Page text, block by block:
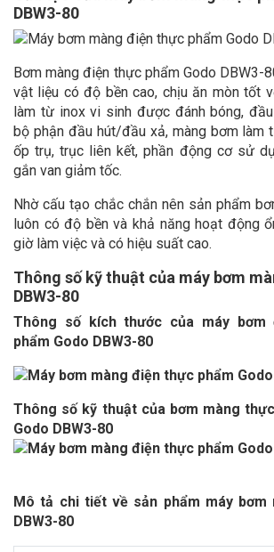
DBW3-80
Bơm màng điện thực phẩm Godo DBW3-
vật liệu có độ bền cao, chịu ăn mòn tốt
làm từ inox vi sinh được đánh bóng,
bộ phận đầu hút/đầu xả, màng bơm làm
ốp trụ, trục liên kết, phần động cơ sử
gắn van giảm tốc.
Nhờ cấu tạo chắc chắn nên sản phẩm
luôn có độ bền và khả năng hoạt động
giờ làm việc và có hiệu suất cao.
Thông số kỹ thuật của máy bơm
DBW3-80
Thông số kích thước của máy bơm
phẩm Godo DBW3-80
Thông số kỹ thuật của bơm màng
Godo DBW3-80
Mô tả chi tiết về sản phẩm máy bơm
DBW3-80